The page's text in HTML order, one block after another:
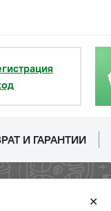
И ГАРАНТИИ
✕